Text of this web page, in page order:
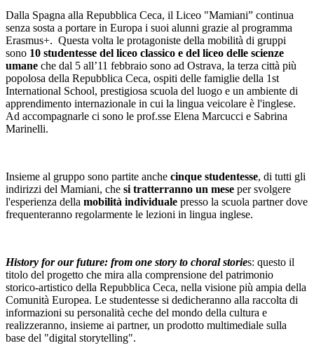
Dalla Spagna alla Repubblica Ceca, il Liceo "Mamiani” continua
senza sosta a portare in Europa i suoi alunni grazie al programma
Erasmus+. Questa volta le protagoniste della mobilità di gruppi
sono 10 studentesse del liceo classico e del liceo delle scienze
umane che dal 5 all’11 febbraio sono ad Ostrava, la terza città più
popolosa della Repubblica Ceca, ospiti delle famiglie della 1st
International School, prestigiosa scuola del luogo e un ambiente di
apprendimento internazionale in cui la lingua veicolare è l'inglese.
Ad accompagnarle ci sono le prof.sse Elena Marcucci e Sabrina
Marinelli.
Insieme al gruppo sono partite anche cinque studentesse, di tutti gli
indirizzi del Mamiani, che si tratterranno un mese per svolgere
l'esperienza della mobilità individuale presso la scuola partner dove
frequenteranno regolarmente le lezioni in lingua inglese.
History for our future: from one story to choral stories: questo il
titolo del progetto che mira alla comprensione del patrimonio
storico-artistico della Repubblica Ceca, nella visione più ampia della
Comunità Europea. Le studentesse si dedicheranno alla raccolta di
informazioni su personalità ceche del mondo della cultura e
realizzeranno, insieme ai partner, un prodotto multimediale sulla
base del "digital storytelling".